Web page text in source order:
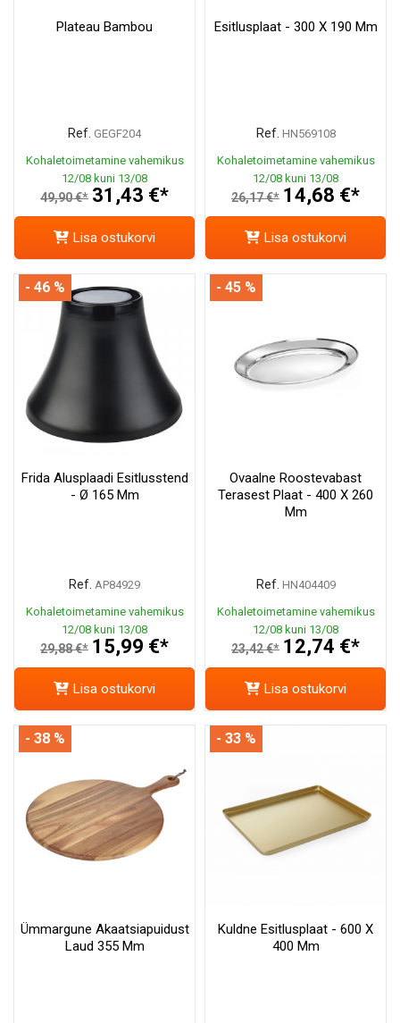
Plateau Bambou
Ref. GEGF204
Kohaletoimetamine vahemikus
12/08 kuni 13/08
49,90 €* 31,43 €*
Lisa ostukorvi
Esitlusplaat - 300 X 190 Mm
Ref. HN569108
Kohaletoimetamine vahemikus
12/08 kuni 13/08
26,17 €* 14,68 €*
Lisa ostukorvi
Frida Alusplaadi Esitlusstend
- Ø 165 Mm
Ref. AP84929
Kohaletoimetamine vahemikus
12/08 kuni 13/08
29,88 €* 15,99 €*
- 46 %
Lisa ostukorvi
Ovaalne Roostevabast
Terasest Plaat - 400 X 260
Mm
Ref. HN404409
Kohaletoimetamine vahemikus
12/08 kuni 13/08
23,42 €* 12,74 €*
- 45 %
Lisa ostukorvi
Ümmargune Akaatsiapuidust
Laud 355 Mm
- 38 %
Kuldne Esitlusplaat - 600 X
400 Mm
- 33 %